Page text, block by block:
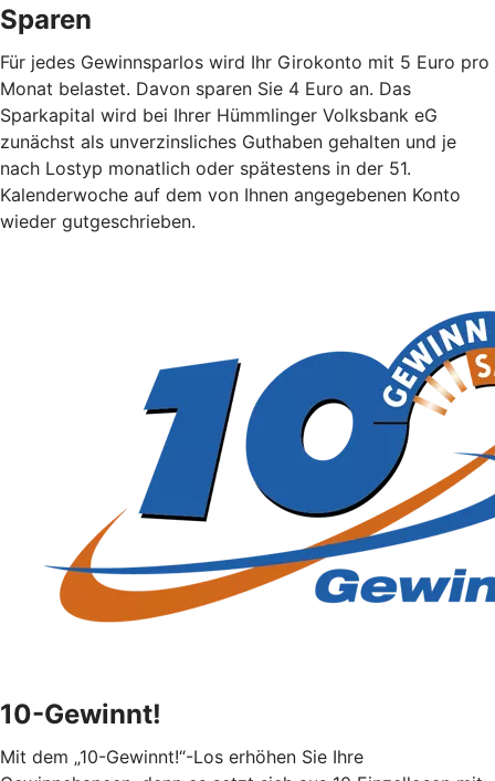
Sparen
Für jedes Gewinnsparlos wird Ihr Girokonto mit 5 Euro pro
Monat belastet. Davon sparen Sie 4 Euro an. Das
Sparkapital wird bei Ihrer Hümmlinger Volksbank eG
zunächst als unverzinsliches Guthaben gehalten und je
nach Lostyp monatlich oder spätestens in der 51.
Kalenderwoche auf dem von Ihnen angegebenen Konto
wieder gutgeschrieben.
10-Gewinnt!
Mit dem „10-Gewinnt!“-Los erhöhen Sie Ihre